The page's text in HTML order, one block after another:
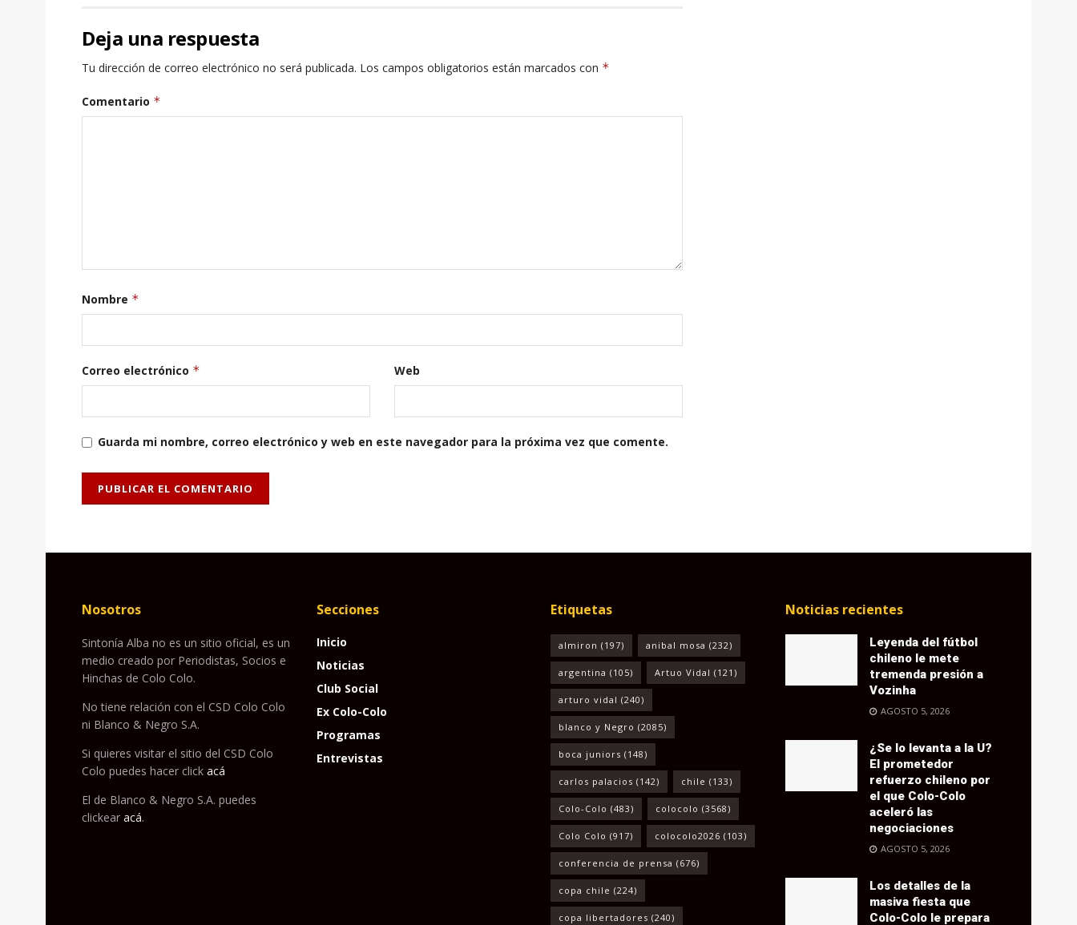
Deja una respuesta
Tu dirección de correo electrónico no será publicada. Los campos obligatorios están marcados con *
Comentario *
Nombre *
Correo electrónico * Web
Guarda mi nombre, correo electrónico y web en este navegador para la próxima vez que comente.
Nosotros
Sintonía Alba no es un sitio oficial, es un
medio creado por Periodistas, Socios e
Hinchas de Colo Colo.
No tiene relación con el CSD Colo Colo
ni Blanco & Negro S.A.
Si quieres visitar el sitio del CSD Colo
Colo puedes hacer click acá
El de Blanco & Negro S.A. puedes
clickear acá.
Secciones
Inicio
Noticias
Club Social
Ex Colo-Colo
Programas
Entrevistas
Etiquetas
almiron (197) anibal mosa (232)
argentina (105) Artuo Vidal (121)
arturo vidal (240)
blanco y Negro (2085)
boca juniors (148)
carlos palacios (142) chile (133)
Colo-Colo (483) colocolo (3568)
Colo Colo (917) colocolo2026 (103)
conferencia de prensa (676)
copa chile (224)
copa libertadores (240)
Noticias recientes
Leyenda del fútbol
chileno le mete
tremenda presión a
Vozinha
AGOSTO 5, 2026
¿Se lo levanta a la U?
El prometedor
refuerzo chileno por
el que Colo-Colo
aceleró las
negociaciones
AGOSTO 5, 2026
Los detalles de la
masiva fiesta que
Colo-Colo le prepara